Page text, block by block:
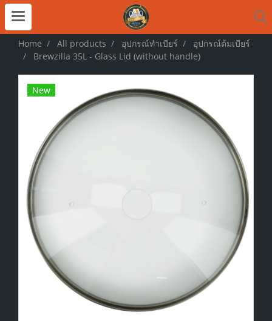
Home All products อุปกรณ์ทำเบียร์
อุปกรณ์ต้มเบียร์
Brewzilla 35L - Glass Lid (without handle)
New